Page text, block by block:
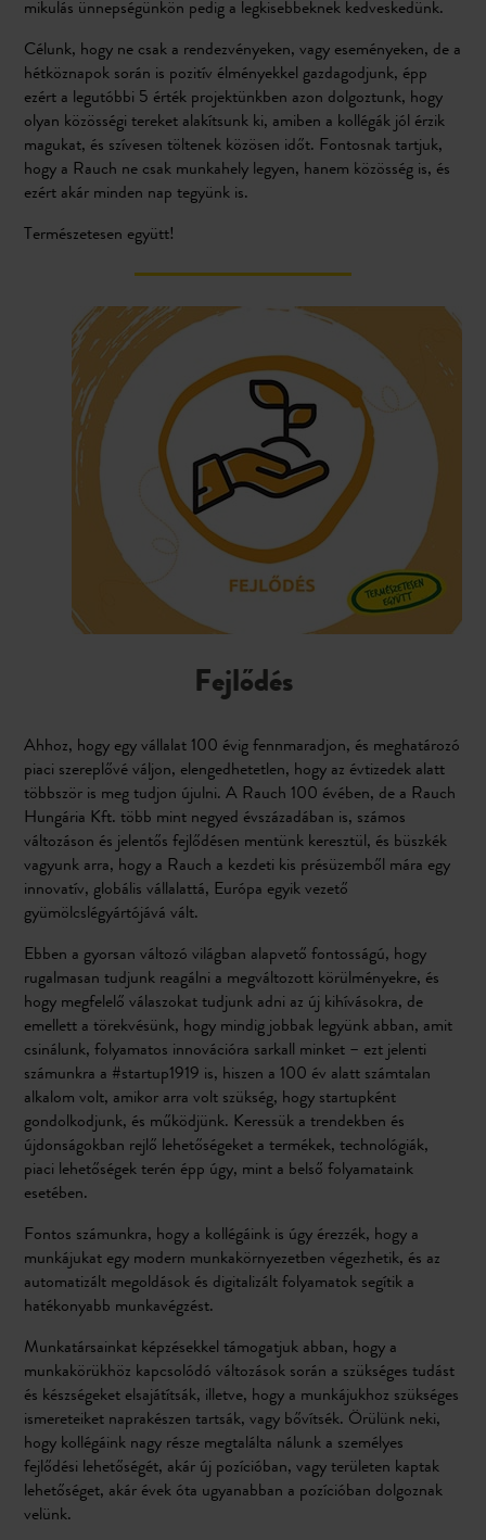
mikulás ünnepségünkön pedig a legkisebbeknek kedveskedünk.
Célunk, hogy ne csak a rendezvényeken, vagy eseményeken, de a
hétköznapok során is pozitív élményekkel gazdagodjunk, épp
ezért a legutóbbi 5 érték projektünkben azon dolgoztunk, hogy
olyan közösségi tereket alakítsunk ki, amiben a kollégák jól érzik
magukat, és szívesen töltenek közösen időt. Fontosnak tartjuk,
hogy a Rauch ne csak munkahely legyen, hanem közösség is, és
ezért akár minden nap tegyünk is.
Természetesen együtt!
Fejlődés
Ahhoz, hogy egy vállalat 100 évig fennmaradjon, és meghatározó
piaci szereplővé váljon, elengedhetetlen, hogy az évtizedek alatt
többször is meg tudjon újulni. A Rauch 100 évében, de a Rauch
Hungária Kft. több mint negyed évszázadában is, számos
változáson és jelentős fejlődésen mentünk keresztül, és büszkék
vagyunk arra, hogy a Rauch a kezdeti kis présüzemből mára egy
innovatív, globális vállalattá, Európa egyik vezető
gyümölcslégyártójává vált.
Ebben a gyorsan változó világban alapvető fontosságú, hogy
rugalmasan tudjunk reagálni a megváltozott körülményekre, és
hogy megfelelő válaszokat tudjunk adni az új kihívásokra, de
emellett a törekvésünk, hogy mindig jobbak legyünk abban, amit
csinálunk, folyamatos innovációra sarkall minket – ezt jelenti
számunkra a #startup1919 is, hiszen a 100 év alatt számtalan
alkalom volt, amikor arra volt szükség, hogy startupként
gondolkodjunk, és működjünk. Keressük a trendekben és
újdonságokban rejlő lehetőségeket a termékek, technológiák,
piaci lehetőségek terén épp úgy, mint a belső folyamataink
esetében.
Fontos számunkra, hogy a kollégáink is úgy érezzék, hogy a
munkájukat egy modern munkakörnyezetben végezhetik, és az
automatizált megoldások és digitalizált folyamatok segítik a
hatékonyabb munkavégzést.
Munkatársainkat képzésekkel támogatjuk abban, hogy a
munkakörükhöz kapcsolódó változások során a szükséges tudást
és készségeket elsajátítsák, illetve, hogy a munkájukhoz szükséges
ismereteiket naprakészen tartsák, vagy bővítsék. Örülünk neki,
hogy kollégáink nagy része megtalálta nálunk a személyes
fejlődési lehetőségét, akár új pozícióban, vagy területen kaptak
lehetőséget, akár évek óta ugyanabban a pozícióban dolgoznak
velünk.